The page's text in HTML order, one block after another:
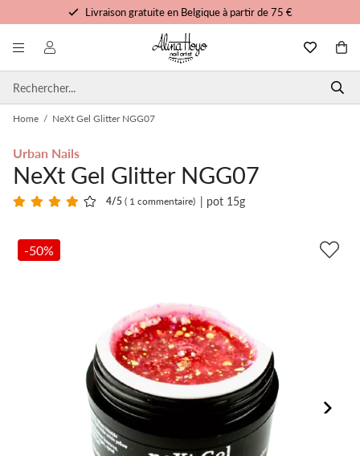
Livraison gratuite en Belgique à partir de 75 €
Formation et tutoriels gratuits
Commandé avant 15h00, expédié aujourd'hui
Home / NeXt Gel Glitter NGG07
Urban Nails
NeXt Gel Glitter NGG07
4/5( 1 commentaire) | pot 15g
-50%